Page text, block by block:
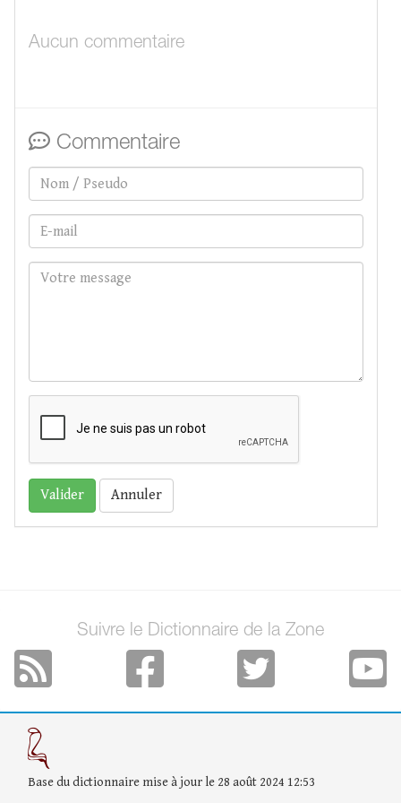
Aucun commentaire
Commentaire
Annuler
Suivre le Dictionnaire de la Zone
Base du dictionnaire mise à jour le 28 août 2024 12:53